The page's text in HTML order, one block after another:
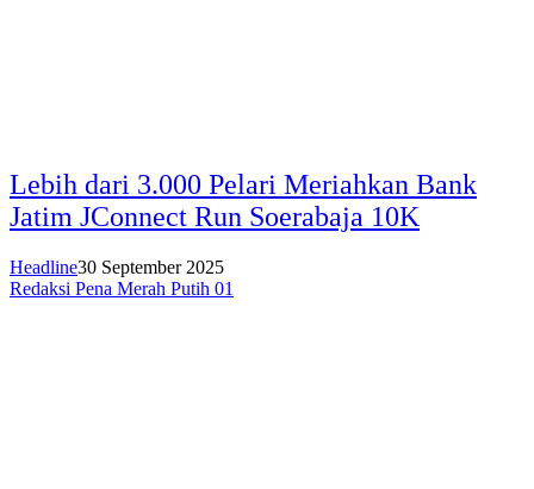
Lebih dari 3.000 Pelari Meriahkan Bank
Jatim JConnect Run Soerabaja 10K
Headline30 September 2025
Redaksi Pena Merah Putih 01